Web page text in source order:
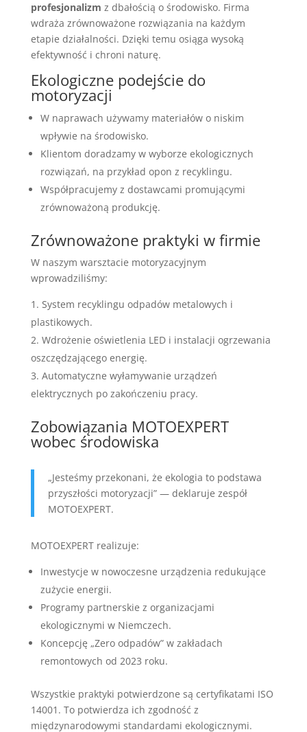
profesjonalizm z dbałością o środowisko. Firma
wdraża zrównoważone rozwiązania na każdym
etapie działalności. Dzięki temu osiąga wysoką
efektywność i chroni naturę.
Ekologiczne podejście do
motoryzacji
W naprawach używamy materiałów o niskim
wpływie na środowisko.
Klientom doradzamy w wyborze ekologicznych
rozwiązań, na przykład opon z recyklingu.
Współpracujemy z dostawcami promującymi
zrównoważoną produkcję.
Zrównoważone praktyki w firmie
W naszym warsztacie motoryzacyjnym
wprowadziliśmy:
System recyklingu odpadów metalowych i
plastikowych.
Wdrożenie oświetlenia LED i instalacji ogrzewania
oszczędzającego energię.
Automatyczne wyłamywanie urządzeń
elektrycznych po zakończeniu pracy.
Zobowiązania MOTOEXPERT
wobec środowiska
„Jesteśmy przekonani, że ekologia to podstawa
przyszłości motoryzacji” — deklaruje zespół
MOTOEXPERT.
MOTOEXPERT realizuje:
Inwestycje w nowoczesne urządzenia redukujące
zużycie energii.
Programy partnerskie z organizacjami
ekologicznymi w Niemczech.
Koncepcję „Zero odpadów” w zakładach
remontowych od 2023 roku.
Wszystkie praktyki potwierdzone są certyfikatami ISO
14001. To potwierdza ich zgodność z
międzynarodowymi standardami ekologicznymi.